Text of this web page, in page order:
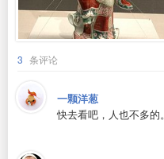
3 条评论
一颗洋葱
快去看吧，人也不多的。